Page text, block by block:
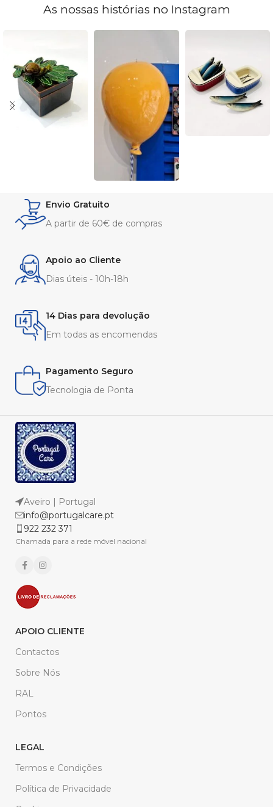
As nossas histórias no Instagram
Envio Gratuito
A partir de 60€ de compras
Apoio ao Cliente
Dias úteis - 10h-18h
14 Dias para devolução
Em todas as encomendas
Pagamento Seguro
Tecnologia de Ponta
Aveiro | Portugal
info@portugalcare.pt
922 232 371
Chamada para a rede móvel nacional
APOIO CLIENTE
Contactos
Sobre Nós
RAL
Pontos
LEGAL
Termos e Condições
Política de Privacidade